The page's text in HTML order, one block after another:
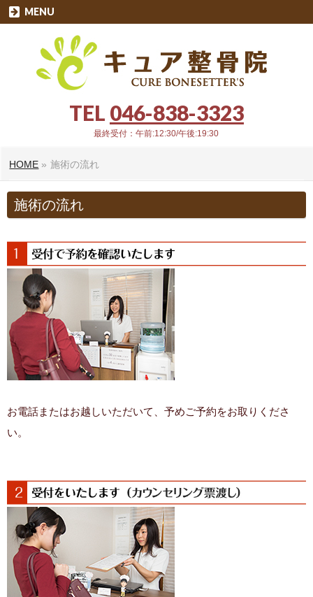
TEL 046-838-3323
最終受付：午前:12:30/午後:19:30
MENU
HOME » 施術の流れ
施術の流れ
お電話またはお越しいただいて、予めご予約をお取りくださ
い。